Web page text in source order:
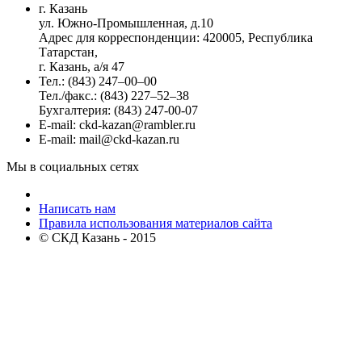
г. Казань
ул. Южно-Промышленная, д.10
Адрес для корреспонденции: 420005, Республика
Татарстан,
г. Казань, а/я 47
Тел.: (843) 247–00–00
Тел./факс.: (843) 227–52–38
Бухгалтерия: (843) 247-00-07
E-mail: ckd-kazan@rambler.ru
E-mail: mail@ckd-kazan.ru
Мы в социальных сетях
Написать нам
Правила использования материалов сайта
© СКД Казань - 2015